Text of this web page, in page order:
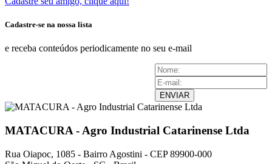
Cadastre-se na nossa lista
e receba conteúdos periodicamente no seu e-mail
ENVIAR
MATACURA - Agro Industrial Catarinense Ltda
Rua Oiapoc, 1085 - Bairro Agostini - CEP 89900-000